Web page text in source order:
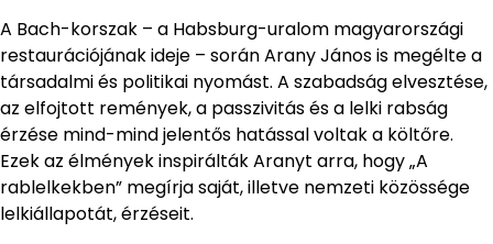
A Bach-korszak – a Habsburg-uralom magyarországi
restaurációjának ideje – során Arany János is megélte a
társadalmi és politikai nyomást. A szabadság elvesztése,
az elfojtott remények, a passzivitás és a lelki rabság
érzése mind-mind jelentős hatással voltak a költőre.
Ezek az élmények inspirálták Aranyt arra, hogy „A
rablelkekben” megírja saját, illetve nemzeti közössége
lelkiállapotát, érzéseit.